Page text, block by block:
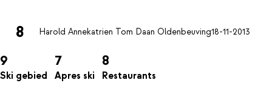
8 Harold Annekatrien Tom Daan Oldenbeuving18-11-2013
9
Ski gebied
7
Apres ski
8
Restaurants